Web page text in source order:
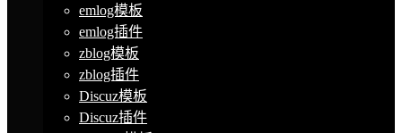
emlog模板
emlog插件
zblog模板
zblog插件
Discuz模板
Discuz插件